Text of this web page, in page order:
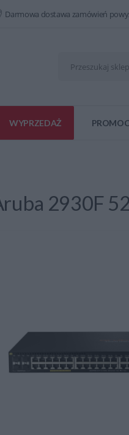
Darmowa dostawa zamówień
WYPRZEDAŻ
2930F